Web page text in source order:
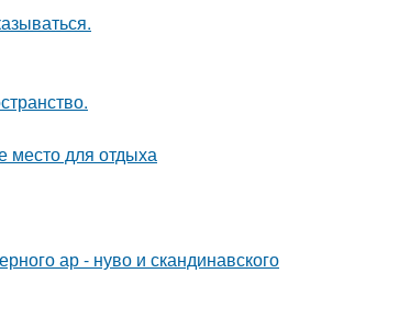
место для отдыха
ар - нуво и скандинавского